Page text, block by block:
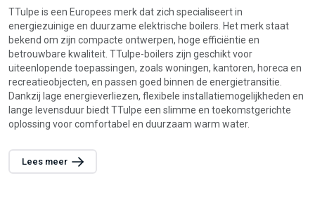
TTulpe is een Europees merk dat zich specialiseert in
energiezuinige en duurzame elektrische boilers. Het merk staat
bekend om zijn compacte ontwerpen, hoge efficiëntie en
betrouwbare kwaliteit. TTulpe-boilers zijn geschikt voor
uiteenlopende toepassingen, zoals woningen, kantoren, horeca en
recreatieobjecten, en passen goed binnen de energietransitie.
Dankzij lage energieverliezen, flexibele installatiemogelijkheden en
lange levensduur biedt TTulpe een slimme en toekomstgerichte
oplossing voor comfortabel en duurzaam warm water.
Lees meer